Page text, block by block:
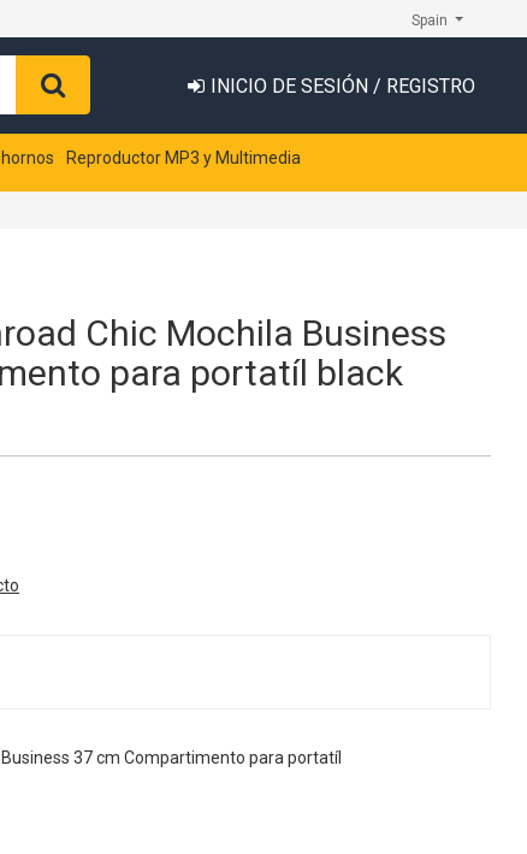
Spain
INICIO DE SESIÓN / REGISTRO
Reproductor MP3 y Multimedia
Chic Mochila Business
para portatíl black
37 cm Compartimento para portatíl